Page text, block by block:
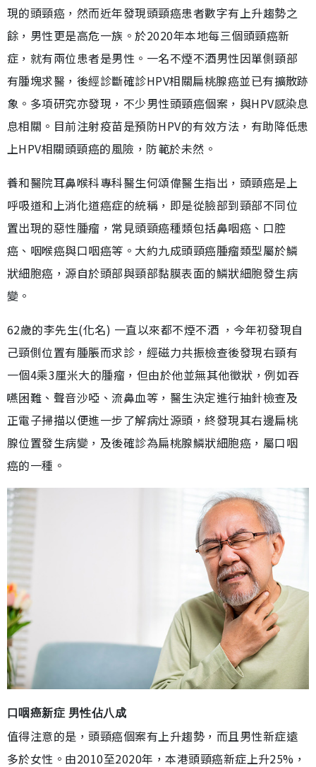
現的頭頸癌，然而近年發現頭頸癌患者數字有上升趨勢之
餘，男性更是高危一族。於2020年本地每三個頭頸癌新
症，就有兩位患者是男性。一名不煙不酒男性因單側頸部
有腫塊求醫，後經診斷確診HPV相關扁桃腺癌並已有擴散跡
象。多項研究亦發現，不少男性頭頸癌個案，與HPV感染息
息相關。目前注射疫苗是預防HPV的有效方法，有助降低患
上HPV相關頭頸癌的風險，防範於未然。
養和醫院耳鼻喉科專科醫生何頌偉醫生指出，頭頸癌是上
呼吸道和上消化道癌症的統稱，即是從臉部到頸部不同位
置出現的惡性腫瘤，常見頭頸癌種類包括鼻咽癌、口腔
癌、咽喉癌與口咽癌等。大約九成頭頸癌腫瘤類型屬於鱗
狀細胞癌，源自於頭部與頸部黏膜表面的鱗狀細胞發生病
變。
62歲的李先生(化名) 一直以來都不煙不酒 ，今年初發現自
己頸側位置有腫脹而求診，經磁力共振檢查後發現右頸有
一個4乘3厘米大的腫瘤，但由於他並無其他徵狀，例如吞
嚥困難、聲音沙啞、流鼻血等，醫生決定進行抽針檢查及
正電子掃描以便進一步了解病灶源頭，終發現其右邊扁桃
腺位置發生病變，及後確診為扁桃腺鱗狀細胞癌，屬口咽
癌的一種。
口咽癌新症 男性佔八成
值得注意的是，頭頸癌個案有上升趨勢，而且男性新症遠
多於女性。由2010至2020年，本港頭頸癌新症上升25%，